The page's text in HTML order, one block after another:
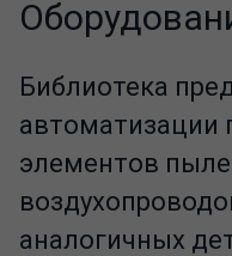
Библиотека
автоматизации
элементов
аналогичных